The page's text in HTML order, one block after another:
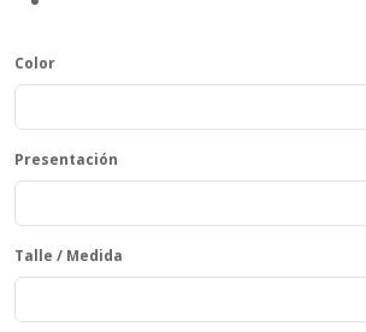
Color
Presentación
Talle / Medida